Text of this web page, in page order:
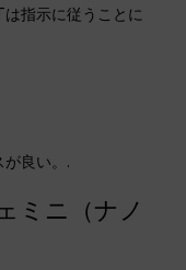
指示に従うことに
良い。.
ミニ（ナノ